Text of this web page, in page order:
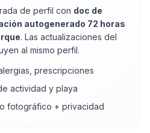
de perfil con doc de
autogenerado 72 horas
. Las actualizaciones del
al mismo perfil.
prescripciones
actividad y playa
fotográfico + privacidad